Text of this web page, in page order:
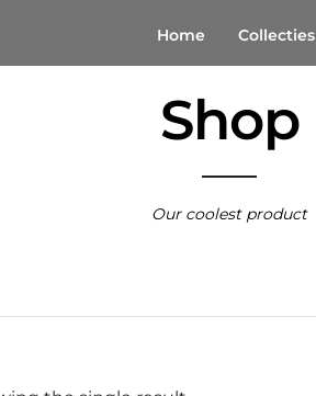
Home Collecties
Shop
Our coolest product